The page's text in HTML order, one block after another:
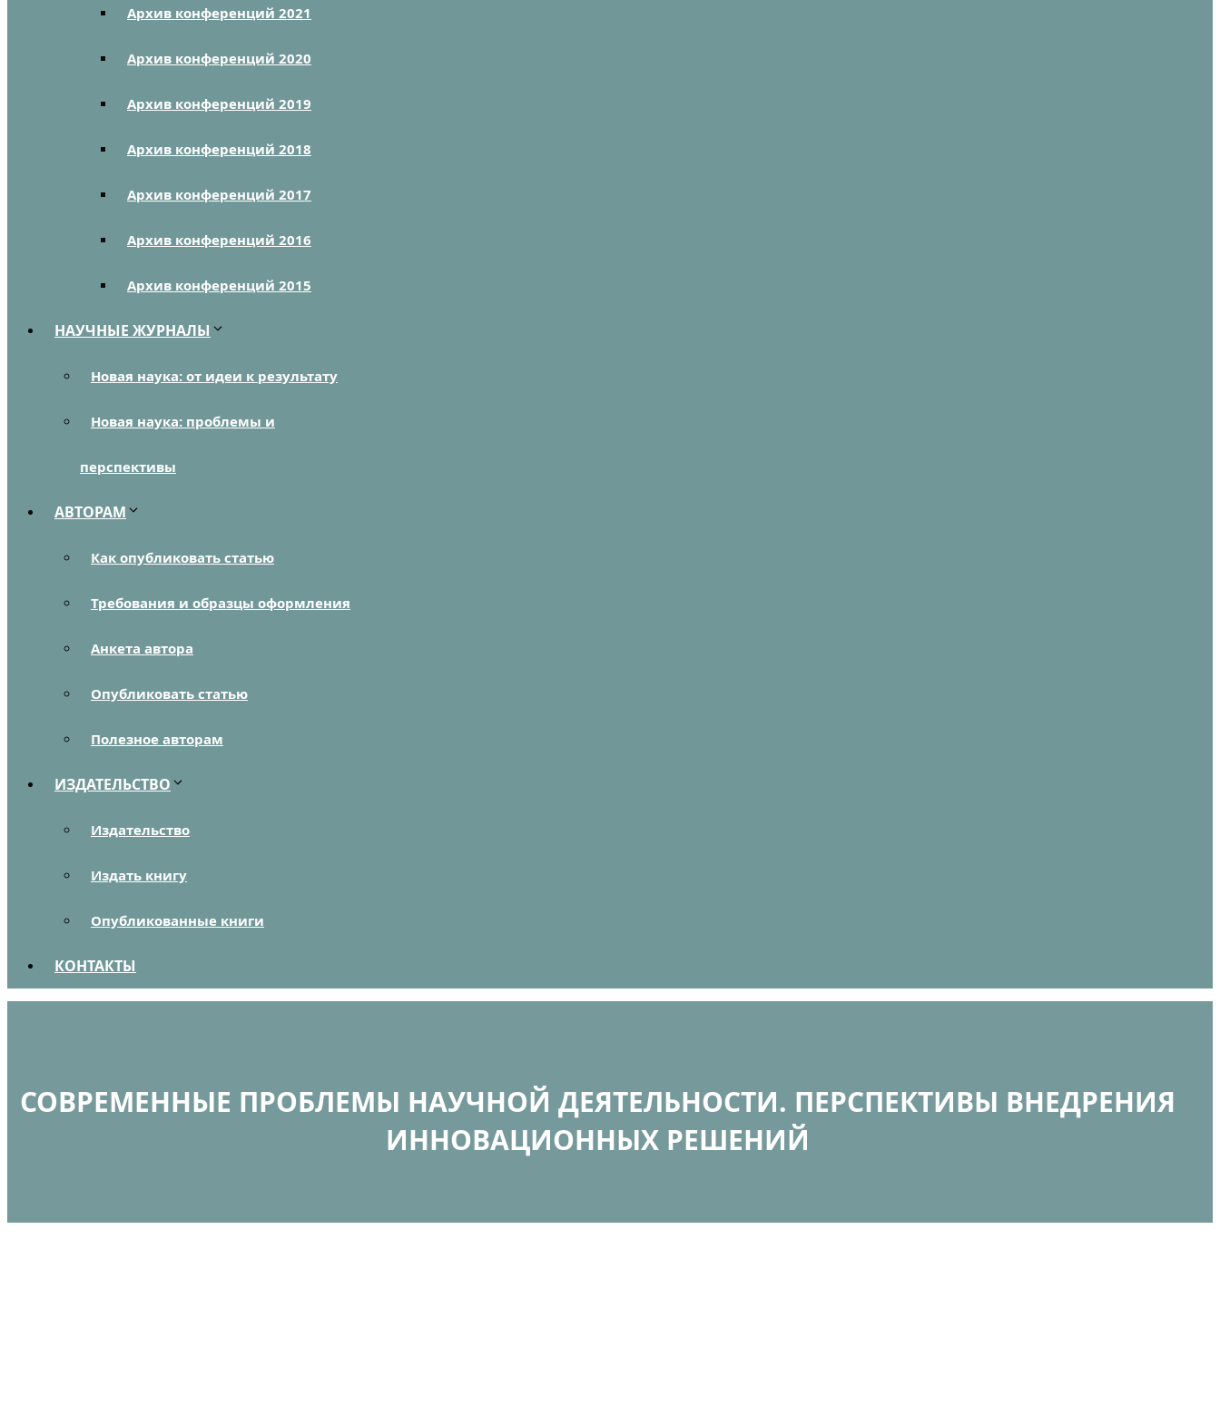
Архив конференций 2021
Архив конференций 2020
Архив конференций 2019
Архив конференций 2018
Архив конференций 2017
Архив конференций 2016
Архив конференций 2015
НАУЧНЫЕ ЖУРНАЛЫ
Новая наука: от идеи к результату
Новая наука: проблемы и
перспективы
АВТОРАМ
Как опубликовать статью
Требования и образцы оформления
Анкета автора
Опубликовать статью
Полезное авторам
ИЗДАТЕЛЬСТВО
Издательство
Издать книгу
Опубликованные книги
КОНТАКТЫ
СОВРЕМЕННЫЕ ПРОБЛЕМЫ НАУЧНОЙ ДЕЯТЕЛЬНОСТИ. ПЕРСПЕКТИВЫ ВНЕДРЕНИЯ
ИННОВАЦИОННЫХ РЕШЕНИЙ